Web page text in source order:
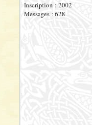
Inscription : 2002
Messages : 628